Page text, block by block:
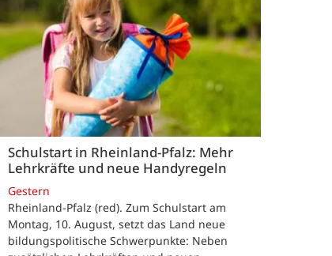
Schulstart in Rheinland-Pfalz: Mehr
Lehrkräfte und neue Handyregeln
Gestern
Rheinland-Pfalz (red). Zum Schulstart am
Montag, 10. August, setzt das Land neue
bildungspolitische Schwerpunkte: Neben